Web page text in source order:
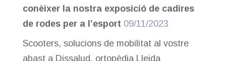
conèixer la nostra exposició de cadires
de rodes per a l’esport 09/11/2023
Scooters, solucions de mobilitat al vostre
abast a Dissalud, ortopèdia Lleida